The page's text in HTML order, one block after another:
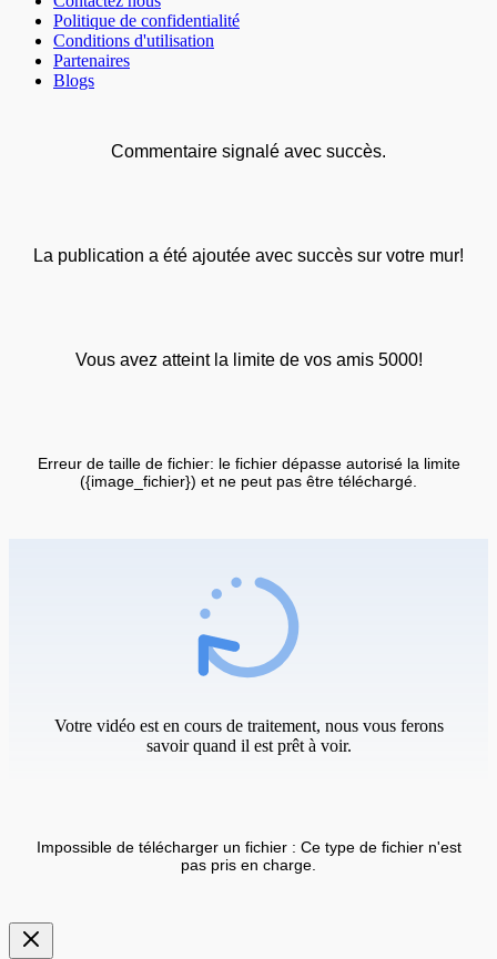
Politique de confidentialité
Conditions d'utilisation
Partenaires
Blogs
Commentaire signalé avec succès.
La publication a été ajoutée avec succès sur votre mur!
Vous avez atteint la limite de vos amis 5000!
Erreur de taille de fichier: le fichier dépasse autorisé la limite
({image_fichier}) et ne peut pas être téléchargé.
Votre vidéo est en cours de traitement, nous vous ferons
savoir quand il est prêt à voir.
Impossible de télécharger un fichier : Ce type de fichier n'est
pas pris en charge.